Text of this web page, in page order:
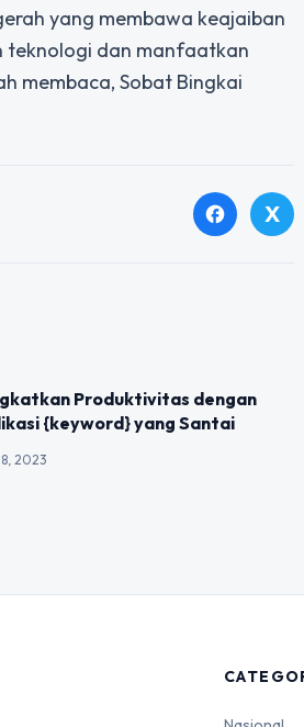
yang membawa keajaiban
teknologi dan manfaatkan
membaca, Sobat Bingkai
facebook X
Produktivitas dengan
{keyword} yang Santai
2023